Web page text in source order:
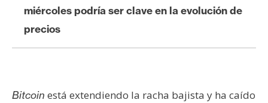
l
i
s
miércoles podría ser clave en la evolución de
precios
Bitcoin está extendiendo la racha bajista y ha caído